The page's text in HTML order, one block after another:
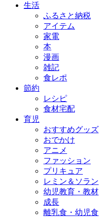
生活
ふるさと納税
アイテム
家電
本
漫画
雑記
食レポ
節約
レシピ
食材宅配
育児
おすすめグッズ
おでかけ
アニメ
ファッション
プリキュア
レミン＆ソラン
幼児教育・教材
成長
離乳食・幼児食